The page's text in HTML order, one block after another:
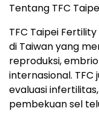
Tentang TFC
TFC Taipei
di Taiwan yang
reproduksi,
internasional.
evaluasi
pembekuan sel